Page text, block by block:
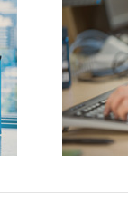
個のチ
もしもが描く未